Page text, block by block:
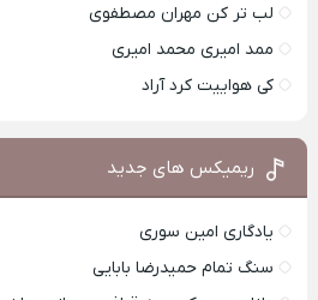
لب تر کن مهران مصطفوی
ممد امیری محمد امیری
کی هواییت کرد آراد
ریمیکس های جدید
یادگاری امین سوری
سنگ تمام حمیدرضا بابایی